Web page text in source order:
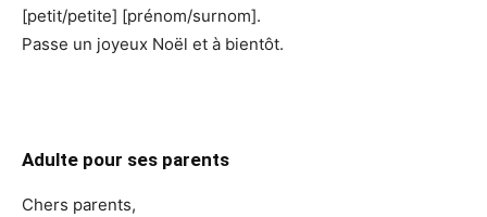
[petit/petite] [prénom/surnom].
Passe un joyeux Noël et à bientôt.
Adulte pour ses parents
Chers parents,